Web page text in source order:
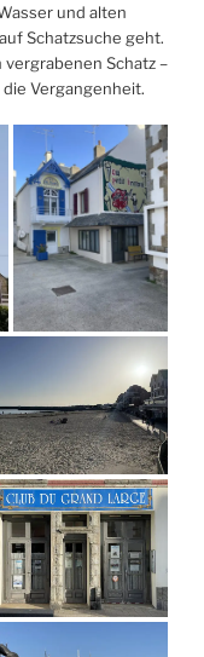
und alten
Schatzsuche geht.
Schatz –
Vergangenheit.